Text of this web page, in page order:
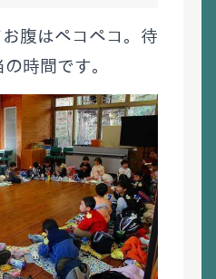
腹はペコペコ。待
時間です。